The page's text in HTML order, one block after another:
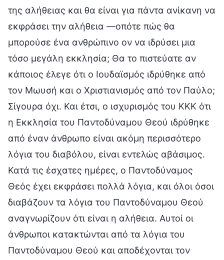
της αλήθειας και θα είναι για πάντα ανίκανη να
εκφράσει την αλήθεια —οπότε πώς θα
μπορούσε ένα ανθρώπινο ον να ιδρύσει μια
τόσο μεγάλη εκκλησία; Θα το πιστεύατε αν
κάποιος έλεγε ότι ο Ιουδαϊσμός ιδρύθηκε από
τον Μωυσή και ο Χριστιανισμός από τον Παύλο;
Σίγουρα όχι. Και έτσι, ο ισχυρισμός του ΚΚΚ ότι
η Εκκλησία του Παντοδύναμου Θεού ιδρύθηκε
από έναν άνθρωπο είναι ακόμη περισσότερο
λόγια του διαβόλου, είναι εντελώς αβάσιμος.
Κατά τις έσχατες ημέρες, ο Παντοδύναμος
Θεός έχει εκφράσει πολλά λόγια, και όλοι όσοι
διαβάζουν τα λόγια του Παντοδύναμου Θεού
αναγνωρίζουν ότι είναι η αλήθεια. Αυτοί οι
άνθρωποι κατακτώνται από τα λόγια του
Παντοδύναμου Θεού και αποδέχονται τον